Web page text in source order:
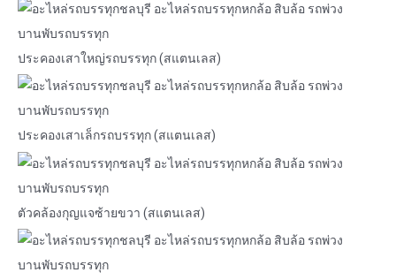
ประคองเสาใหญ่รถบรรทุก (สแตนเลส)
ประคองเสาเล็กรถบรรทุก (สแตนเลส)
ตัวคล้องกุญแจซ้ายขวา (สแตนเลส)